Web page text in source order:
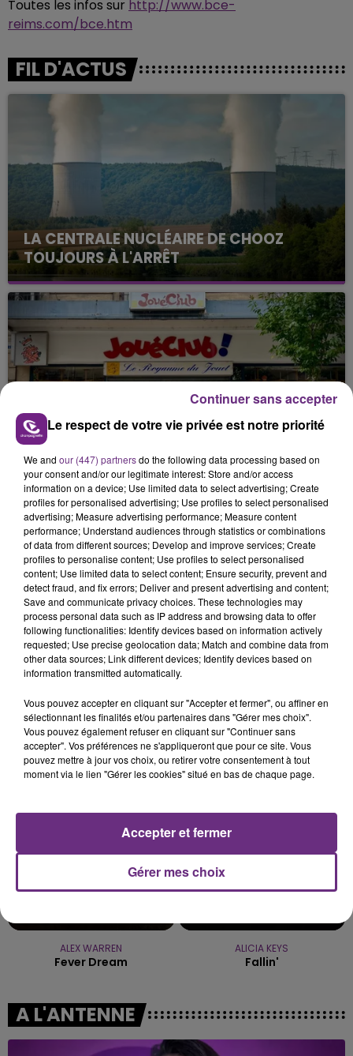
Toutes les infos sur http://www.bce-
reims.com/bce.htm
FIL D'ACTUS
LA CENTRALE NUCLÉAIRE DE CHOOZ
TOUJOURS À L'ARRÊT
Cela fait déjà une semaine que la centrale
nucléaire ardennaise est à l'arrêt. Une situation
justifiée par la sécheresse intense qui est toujours
présente.
LE MAGASIN JOUÉCLUB DE REIMS FERME
SES PORTES
C'était l'une des institutions du centre-ville
rémois. Le magasin JouéClub est contraint de
fermer ses portes.
TITRES DIFFUSÉS
7h43
7h43
MANON LISA
Le Petit Pecheur
7h40
7h40
ONEREPUBLIC
I Ain't Worried
ALEX WARREN
Fever Dream
ALICIA KEYS
Fallin'
A L'ANTENNE
Le respect de votre vie privée est notre priorité
We and our (447) partnersdo the following data processing based on
your consent and/or our legitimate interest: Store and/or access
information on a device; Use limited data to select advertising; Create
profiles for personalised advertising; Use profiles to select personalised
advertising; Measure advertising performance; Measure content
performance; Understand audiences through statistics or combinations
of data from different sources; Develop and improve services; Create
profiles to personalise content; Use profiles to select personalised
content; Use limited data to select content; Ensure security, prevent and
detect fraud, and fix errors; Deliver and present advertising and content;
Save and communicate privacy choices. These technologies may
process personal data such as IP address and browsing data to offer
following functionalities: Identify devices based on information actively
requested; Use precise geolocation data; Match and combine data from
other data sources; Link different devices; Identify devices based on
information transmitted automatically.
Vous pouvez accepter en cliquant sur "Accepter et fermer", ou affiner en
sélectionnant les finalités et/ou partenaires dans "Gérer mes choix".
Vous pouvez également refuser en cliquant sur "Continuer sans
accepter". Vos préférences ne s'appliqueront que pour ce site. Vous
pouvez mettre à jour vos choix, ou retirer votre consentement à tout
moment via le lien "Gérer les cookies" situé en bas de chaque page.
Gérer mes choix
Accepter et fermer
Continuer sans accepter